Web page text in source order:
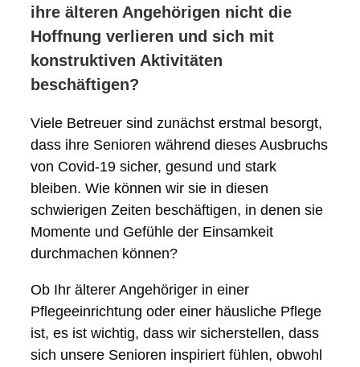
ihre älteren Angehörigen nicht die
Hoffnung verlieren und sich mit
konstruktiven Aktivitäten
beschäftigen?
Viele Betreuer sind zunächst erstmal besorgt,
dass ihre Senioren während dieses Ausbruchs
von Covid-19 sicher, gesund und stark
bleiben. Wie können wir sie in diesen
schwierigen Zeiten beschäftigen, in denen sie
Momente und Gefühle der Einsamkeit
durchmachen können?
Ob Ihr älterer Angehöriger in einer
Pflegeeinrichtung oder einer häusliche Pflege
ist, es ist wichtig, dass wir sicherstellen, dass
sich unsere Senioren inspiriert fühlen, obwohl